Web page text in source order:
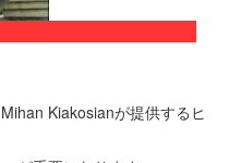
Kiakosianが提供するヒ